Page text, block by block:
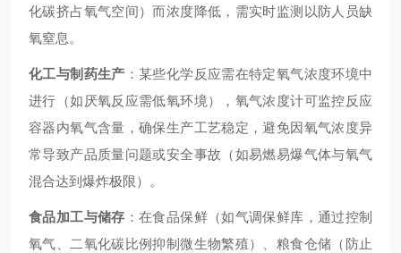
化碳挤占氧气空间）而浓度降低，需实时监测以防人员缺
氧窒息。
化工与制药生产 ：某些化学反应需在特定氧气浓度环境中
进行（如厌氧反应需低氧环境），氧气浓度计可监控反应
容器内氧气含量，确保生产工艺稳定，避免因氧气浓度异
常导致产品质量问题或安全事故（如易燃易爆气体与氧气
混合达到爆炸极限）。
食品加工与储存 ：在食品保鲜（如气调保鲜库，通过控制
氧气、二氧化碳比例抑制微生物繁殖）、粮食仓储（防止